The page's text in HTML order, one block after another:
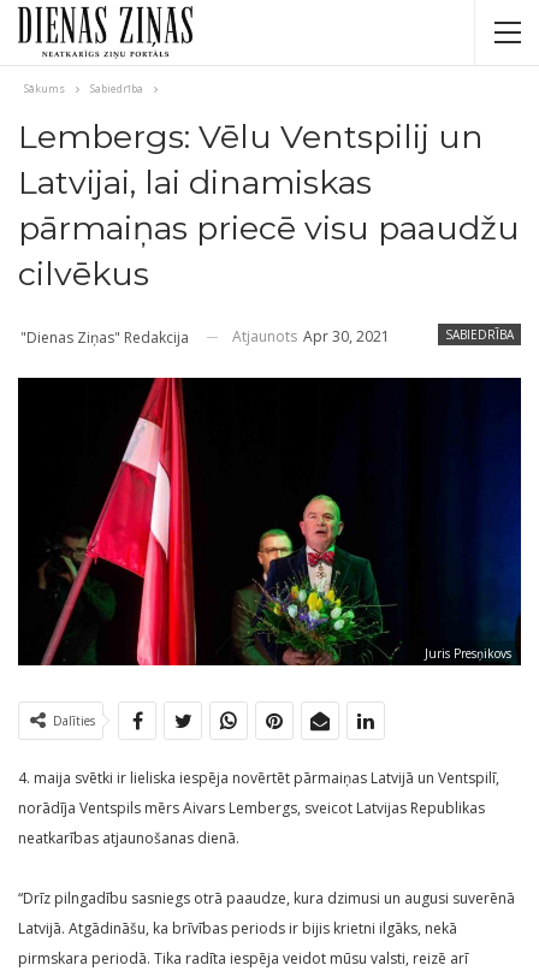
Sākums Sabiedrība
Lembergs: Vēlu Ventspilij un
Latvijai, lai dinamiskas
pārmaiņas priecē visu paaudžu
cilvēkus
SABIEDRĪBA
"Dienas Ziņas" Redakcija Atjaunots Apr 30, 2021
Juris Presņikovs
Dalīties
4. maija svētki ir lieliska iespēja novērtēt pārmaiņas Latvijā un Ventspilī,
norādīja Ventspils mērs Aivars Lembergs, sveicot Latvijas Republikas
neatkarības atjaunošanas dienā.
“Drīz pilngadību sasniegs otrā paaudze, kura dzimusi un augusi suverēnā
Latvijā. Atgādināšu, ka brīvības periods ir bijis krietni ilgāks, nekā
pirmskara periodā. Tika radīta iespēja veidot mūsu valsti, reizē arī